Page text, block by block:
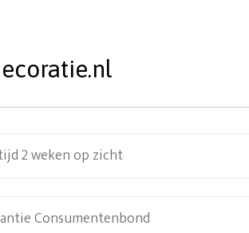
2 weken op zicht
Consumentenbond